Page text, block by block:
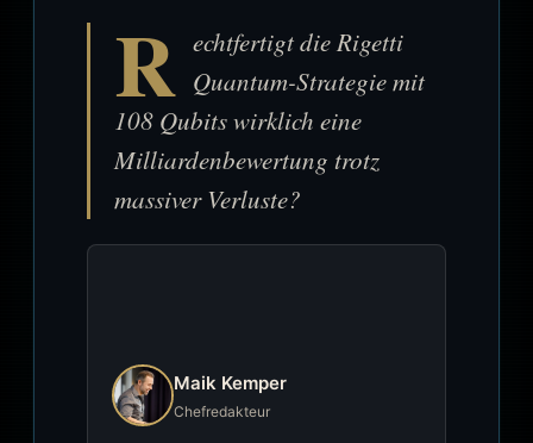
R echtfertigt die Rigetti
Quantum-Strategie mit
108 Qubits wirklich eine
Milliardenbewertung trotz
massiver Verluste?
Maik Kemper
Chefredakteur